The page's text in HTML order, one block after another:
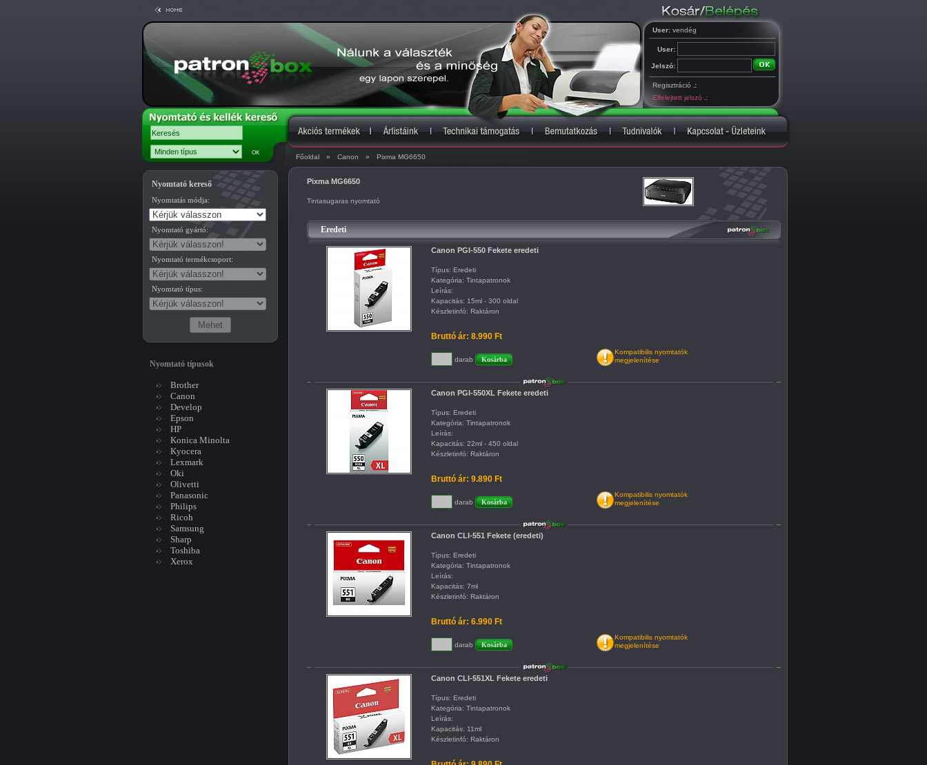
User: vendég
User:
Jelszó:
Regisztráció .:
Elfelejtett jelszó .:
Főoldal » Canon » Pixma MG6650
Nyomtató kereső
Nyomtatás módja:
Nyomtató gyártó:
Nyomtató termékcsoport:
Nyomtató típus:
Nyomtató típusok
Brother
Canon
Develop
Epson
HP
Konica Minolta
Kyocera
Lexmark
Oki
Olivetti
Panasonic
Philips
Ricoh
Samsung
Sharp
Toshiba
Xerox
Pixma MG6650
Tintasugaras nyomtató
Eredeti
Canon PGI-550 Fekete eredeti
Típus: Eredeti
Kategória: Tintapatronok
Leírás:
Kapacitás: 15ml - 300 oldal
Készletinfó: Raktáron
Bruttó ár: 8.990 Ft
darab
Kompatibilis nyomtatók
megjelenítése
Canon PGI-550XL Fekete eredeti
Típus: Eredeti
Kategória: Tintapatronok
Leírás:
Kapacitás: 22ml - 450 oldal
Készletinfó: Raktáron
Bruttó ár: 9.890 Ft
darab
Kompatibilis nyomtatók
megjelenítése
Canon CLI-551 Fekete (eredeti)
Típus: Eredeti
Kategória: Tintapatronok
Leírás:
Kapacitás: 7ml
Készletinfó: Raktáron
Bruttó ár: 6.990 Ft
darab
Kompatibilis nyomtatók
megjelenítése
Canon CLI-551XL Fekete eredeti
Típus: Eredeti
Kategória: Tintapatronok
Leírás:
Kapacitás: 11ml
Készletinfó: Raktáron